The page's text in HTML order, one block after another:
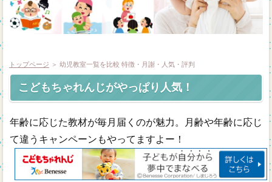
幼児教室体験談
幼児教室一覧
トップページ ＞ 幼児教室一覧を比較 特徴・月謝・人気・評判
こどもちゃれんじがやっぱり人気！
年齢に応じた教材が毎月届くのが魅力。月齢や年齢に応じ
て違うキャンペーンもやってますよー！